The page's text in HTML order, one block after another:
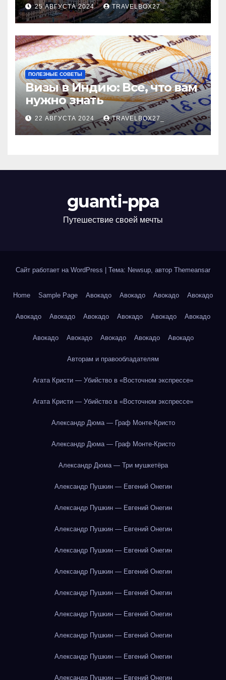
25 АВГУСТА 2024 TRAVELBOX27_
ПОЛЕЗНЫЕ СОВЕТЫ
Визы в Индию: Все, что вам
нужно знать
22 АВГУСТА 2024 TRAVELBOX27_
guanti-ppa
Путешествие своей мечты
Сайт работает на WordPress Тема: Newsup, автор Themeansar
Home Sample Page Авокадо Авокадо Авокадо Авокадо
Авокадо Авокадо Авокадо Авокадо Авокадо Авокадо
Авокадо Авокадо Авокадо Авокадо Авокадо
Авторам и правообладателям
Агата Кристи — Убийство в «Восточном экспрессе»
Агата Кристи — Убийство в «Восточном экспрессе»
Александр Дюма — Граф Монте-Кристо
Александр Дюма — Граф Монте-Кристо
Александр Дюма — Три мушкетёра
Александр Пушкин — Евгений Онегин
Александр Пушкин — Евгений Онегин
Александр Пушкин — Евгений Онегин
Александр Пушкин — Евгений Онегин
Александр Пушкин — Евгений Онегин
Александр Пушкин — Евгений Онегин
Александр Пушкин — Евгений Онегин
Александр Пушкин — Евгений Онегин
Александр Пушкин — Евгений Онегин
Александр Пушкин — Евгений Онегин